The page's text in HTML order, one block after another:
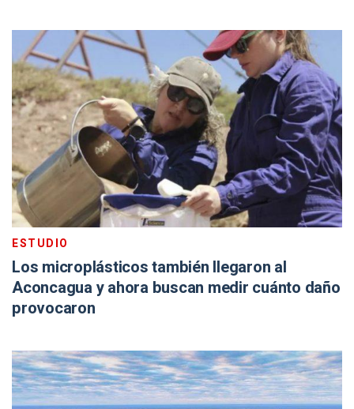
ESTUDIO
Los microplásticos también llegaron al
Aconcagua y ahora buscan medir cuánto daño
provocaron